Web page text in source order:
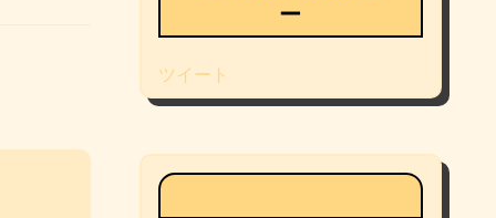
ー
ツイート